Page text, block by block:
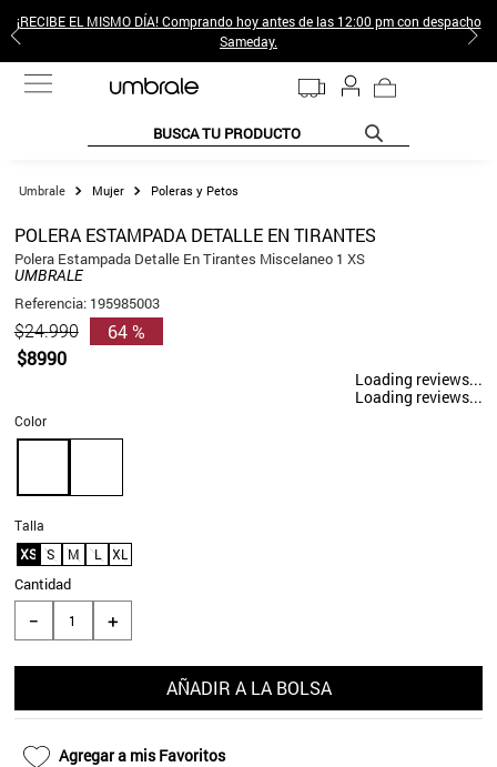
¡RECIBE EL MISMO DÍA! Comprando hoy antes de las 12:00 pm con despacho
Sameday.
BUSCA TU PRODUCTO
Mujer Poleras y Petos
POLERA ESTAMPADA DETALLE EN TIRANTES
Polera Estampada Detalle En Tirantes Miscelaneo 1 XS
UMBRALE
Referencia: 195985003
$24.990
$8990
64 %
Loading reviews...
Loading reviews...
Talla
XS
S M L XL
Color
Cantidad
＋
－
AÑADIR A LA BOLSA
Agregar a mis Favoritos
TÉRMINOS MÁS BUSCADOS
2.
sweter
4.
gamulan
5.
7.
10. blanco